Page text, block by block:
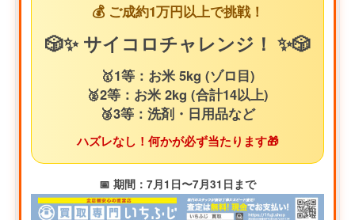
💰 ご成約1万円以上で挑戦！
🎲✨ サイコロチャレンジ！ ✨🎲
🥇1等：お米 5kg (ゾロ目)
🥈2等：お米 2kg (合計14以上)
🥉3等：洗剤・日用品など
ハズレなし！何かが必ず当たります🎁
📅 期間：7月1日〜7月31日まで